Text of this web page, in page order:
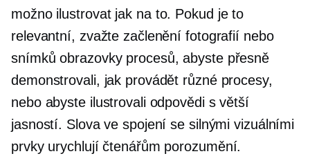
možno ilustrovat jak na to. Pokud je to
relevantní, zvažte začlenění fotografií nebo
snímků obrazovky procesů, abyste přesně
demonstrovali, jak provádět různé procesy,
nebo abyste ilustrovali odpovědi s větší
jasností. Slova ve spojení se silnými vizuálními
prvky urychlují čtenářům porozumění.